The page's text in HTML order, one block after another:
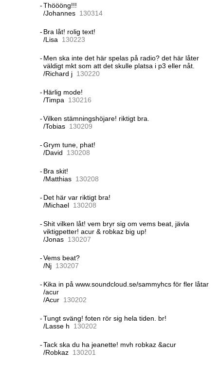
-Thöööng!!!
/Johannes 130314
- Bra låt! rolig text!
/Lisa
130223
- Men ska inte det här spelas på radio? det här låter
väldigt mkt som att det skulle platsa i p3 eller nåt.
/Richard j 130220
- Härlig mode!
/Timpa
130216
-Vilken stämningshöjare! riktigt bra.
/Tobias 130209
-Grym tune, phat!
/David
130208
- Bra skit!
/Matthias 130208
- Det här var riktigt bra!
/Michael 130208
-Shit vilken låt! vem bryr sig om vems beat, jävla
viktigpetter! acur & robkaz big up!
/Jonas 130207
-Vems beat?
/Nj 130207
- Kika in på www.soundcloud.se/sammyhcs för fler låtar
/acur
/Acur 130202
-Tungt sväng! foten rör sig hela tiden. br!
/Lasse h
130202
-Tack ska du ha jeanette! mvh robkaz &acur
/Robkaz 130201